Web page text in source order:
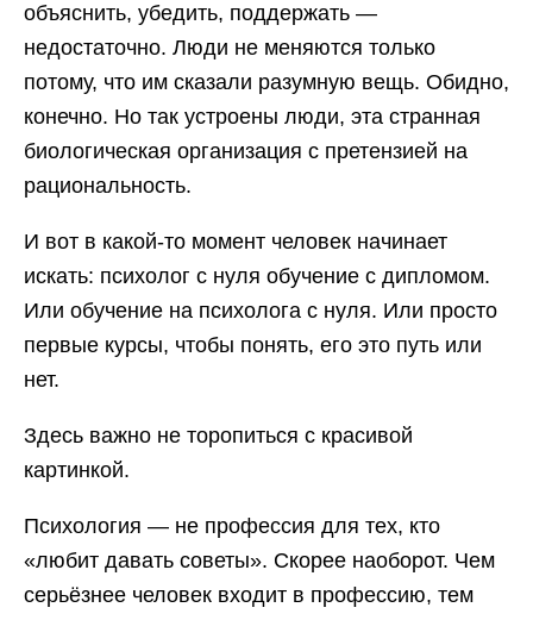
объяснить, убедить, поддержать —
недостаточно. Люди не меняются только
потому, что им сказали разумную вещь. Обидно,
конечно. Но так устроены люди, эта странная
биологическая организация с претензией на
рациональность.
И вот в какой-то момент человек начинает
искать: психолог с нуля обучение с дипломом.
Или обучение на психолога с нуля. Или просто
первые курсы, чтобы понять, его это путь или
нет.
Здесь важно не торопиться с красивой
картинкой.
Психология — не профессия для тех, кто
«любит давать советы». Скорее наоборот. Чем
серьёзнее человек входит в профессию, тем